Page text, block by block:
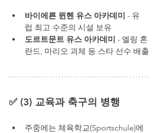
바이에른 뮌헨 유스 아카데미 - 유
럽 최고 수준의 시설 보유
도르트문트 유스 아카데미 - 엘링 혼
란드, 마리오 괴체 등 스타 선수 배출
✅ (3) 교육과 축구의 병행
주중에는 체육학교(Sportschule)에